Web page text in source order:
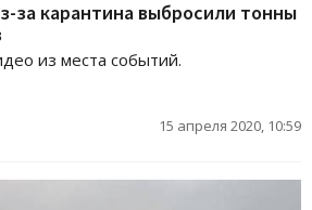
за карантина выбросили тонны
из места событий.
15 апреля 2020, 10:59